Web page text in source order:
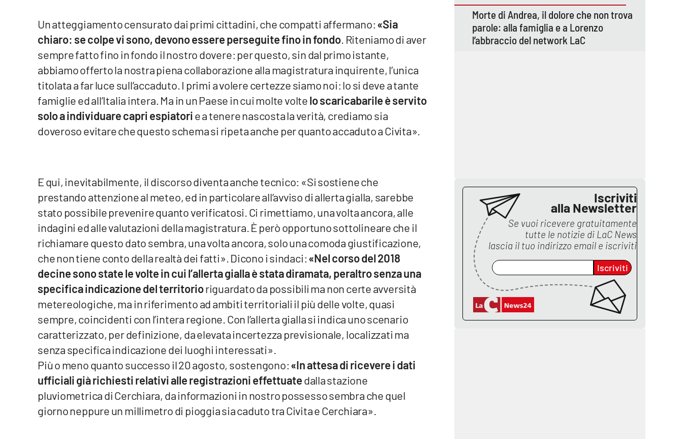
Lamezia Terme
Buona Sanità Calabria
Lacapitalenews.it
Un atteggiamento censurato dai primi cittadini, che compatti affermano:«Sia
chiaro: se colpe vi sono, devono essere perseguite fino in fondo . Riteniamo di aver
sempre fatto fino in fondo il nostro dovere: per questo, sin dal primo istante,
abbiamo offerto la nostra piena collaborazione alla magistratura inquirente, l’unica
titolata a far luce sull’accaduto. I primi a volere certezze siamo noi: lo si deve a tante
famiglie ed all’Italia intera. Ma in un Paese in cui molte voltelo scaricabarile è servito
solo a individuare capri espiatorie a tenere nascosta la verità, crediamo sia
doveroso evitare che questo schema si ripeta anche per quanto accaduto a Civita».
E qui, inevitabilmente, il discorso diventa anche tecnico: «Si sostiene che
prestando attenzione al meteo, ed in particolare all’avviso di allerta gialla, sarebbe
stato possibile prevenire quanto verificatosi. Ci rimettiamo, una volta ancora, alle
indagini ed alle valutazioni della magistratura. È però opportuno sottolineare che il
richiamare questo dato sembra, una volta ancora, solo una comoda giustificazione,
che non tiene conto della realtà dei fatti». Dicono i sindaci:«Nel corso del 2018
decine sono state le volte in cui l’allerta gialla è stata diramata, peraltro senza una
specifica indicazione del territorioriguardato da possibili ma non certe avversità
metereologiche, ma in riferimento ad ambiti territoriali il più delle volte, quasi
sempre, coincidenti con l’intera regione. Con l’allerta gialla si indica uno scenario
caratterizzato, per definizione, da elevata incertezza previsionale, localizzati ma
senza specifica indicazione dei luoghi interessati».
Più o meno quanto successo il 20 agosto, sostengono:«In attesa di ricevere i dati
ufficiali già richiesti relativi alle registrazioni effettuatedalla stazione
pluviometrica di Cerchiara, da informazioni in nostro possesso sembra che quel
giorno neppure un millimetro di pioggia sia caduto tra Civita e Cerchiara».
Morte di Andrea, il dolore che non trova
parole: alla famiglia e a Lorenzo
l’abbraccio del network LaC
Iscriviti
alla Newsletter
Se vuoi ricevere gratuitamente
tutte le notizie di LaC News
lascia il tuo indirizzo email e iscriviti
Iscriviti